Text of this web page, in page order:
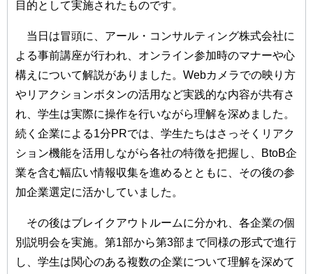
目的として実施されたものです。
当日は冒頭に、アール・コンサルティング株式会社に
よる事前講座が行われ、オンライン参加時のマナーや心
構えについて解説がありました。Webカメラでの映り方
やリアクションボタンの活用など実践的な内容が共有さ
れ、学生は実際に操作を行いながら理解を深めました。
続く企業による1分PRでは、学生たちはさっそくリアク
ション機能を活用しながら各社の特徴を把握し、BtoB企
業を含む幅広い情報収集を進めるとともに、その後の参
加企業選定に活かしていました。
その後はブレイクアウトルームに分かれ、各企業の個
別説明会を実施。第1部から第3部まで同様の形式で進行
し、学生は関心のある複数の企業について理解を深めて